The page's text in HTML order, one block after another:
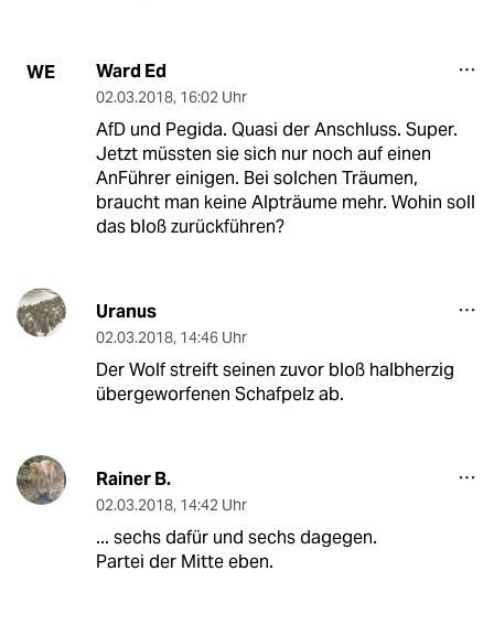
WE Ward Ed
02.03.2018, 16:02 Uhr
AfD und Pegida. Quasi der Anschluss. Super.
Jetzt müssten sie sich nur noch auf einen
AnFührer einigen. Bei solchen Träumen,
braucht man keine Alpträume mehr. Wohin soll
das bloß zurückführen?
Uranus
02.03.2018, 14:46 Uhr
Der Wolf streift seinen zuvor bloß halbherzig
übergeworfenen Schafpelz ab.
Rainer B.
02.03.2018, 14:42 Uhr
... sechs dafür und sechs dagegen.
Partei der Mitte eben.